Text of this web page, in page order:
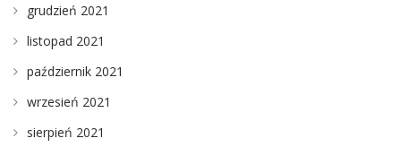
grudzień 2021
listopad 2021
październik 2021
wrzesień 2021
sierpień 2021